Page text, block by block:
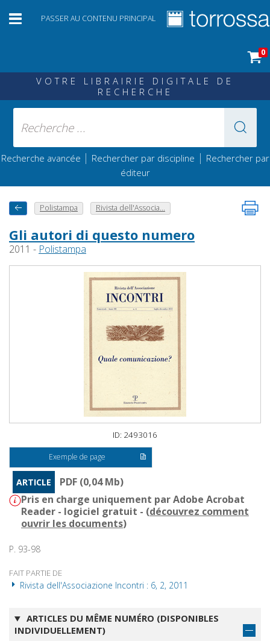
PASSER AU CONTENU PRINCIPAL
0
VOTRE LIBRAIRIE DIGITALE DE
RECHERCHE
Recherche avancée | Rechercher par discipline | Rechercher par
éditeur
Polistampa Rivista dell'Associa...
Gli autori di questo numero
2011 - Polistampa
ID: 2493016
Exemple de page
ARTICLE
PDF (0,04 Mb)
Pris en charge uniquement par Adobe Acrobat
Reader - logiciel gratuit - (découvrez comment
ouvrir les documents)
P. 93-98
FAIT PARTIE DE
Rivista dell'Associazione Incontri : 6, 2, 2011
ARTICLES DU MÊME NUMÉRO (DISPONIBLES
INDIVIDUELLEMENT)